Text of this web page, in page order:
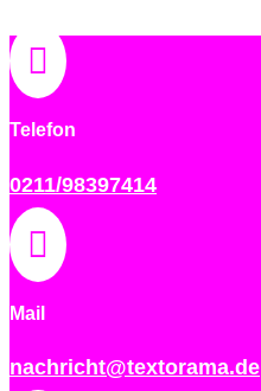

Telefon
0211/98397414

Mail
nachricht@textorama.de